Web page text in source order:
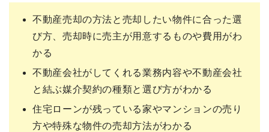
不動産売却の方法と売却したい物件に合った選
び方、売却時に売主が用意するものや費用がわ
かる
不動産会社がしてくれる業務内容や不動産会社
と結ぶ媒介契約の種類と選び方がわかる
住宅ローンが残っている家やマンションの売り
方や特殊な物件の売却方法がわかる